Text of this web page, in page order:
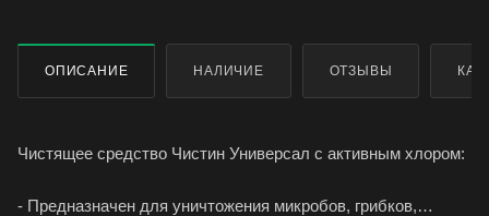
ОПИСАНИЕ НАЛИЧИЕ ОТЗЫВЫ
Чистящее средство Чистин Универсал с активным хлором:
- Предназначен для уничтожения микробов, грибков,